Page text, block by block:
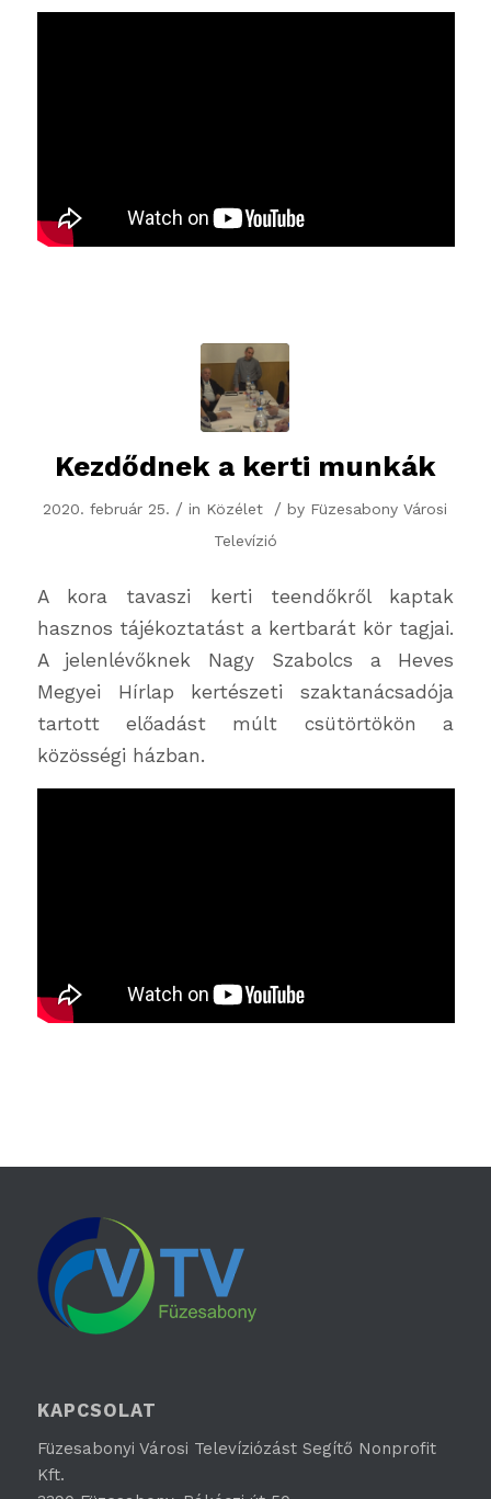
Kezdődnek a kerti munkák
2020. február 25. / in Közélet / by Füzesabony Városi
Televízió
A kora tavaszi kerti teendőkről kaptak
hasznos tájékoztatást a kertbarát kör tagjai.
A jelenlévőknek Nagy Szabolcs a Heves
Megyei Hírlap kertészeti szaktanácsadója
tartott előadást múlt csütörtökön a
közösségi házban.
KAPCSOLAT
Füzesabonyi Városi Televíziózást Segítő Nonprofit
Kft.